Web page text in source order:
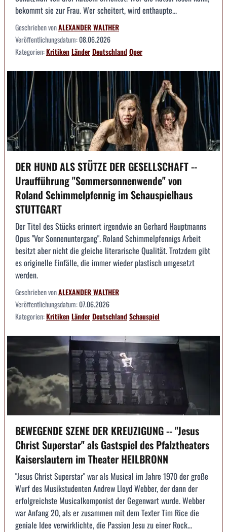
bekommt sie zur Frau. Wer scheitert, wird enthaupte...
Geschrieben vonALEXANDER WALTHER
Veröffentlichungsdatum:08.06.2026
Kategorien:KritikenLänderDeutschlandOper
DER HUND ALS STÜTZE DER GESELLSCHAFT --
Uraufführung "Sommersonnenwende" von
Roland Schimmelpfennig im Schauspielhaus
STUTTGART
Der Titel des Stücks erinnert irgendwie an Gerhard Hauptmanns
Opus "Vor Sonnenuntergang". Roland Schimmelpfennigs Arbeit
besitzt aber nicht die gleiche literarische Qualität. Trotzdem gibt
es originelle Einfälle, die immer wieder plastisch umgesetzt
werden.
Geschrieben vonALEXANDER WALTHER
Veröffentlichungsdatum:07.06.2026
Kategorien:KritikenLänderDeutschlandSchauspiel
BEWEGENDE SZENE DER KREUZIGUNG -- "Jesus
Christ Superstar" als Gastspiel des Pfalztheaters
Kaiserslautern im Theater HEILBRONN
"Jesus Christ Superstar" war als Musical im Jahre 1970 der große
Wurf des Musikstudenten Andrew Lloyd Webber, der dann der
erfolgreichste Musicalkomponist der Gegenwart wurde. Webber
war Anfang 20, als er zusammen mit dem Texter Tim Rice die
geniale Idee verwirklichte, die Passion Jesu zu einer Rock...